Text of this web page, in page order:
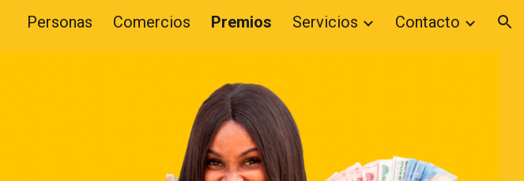
Skip to navigation
Personas Comercios Premios Servicios Contacto